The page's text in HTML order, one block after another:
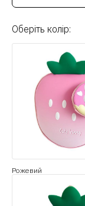
Оберіть колір:
Рожевий